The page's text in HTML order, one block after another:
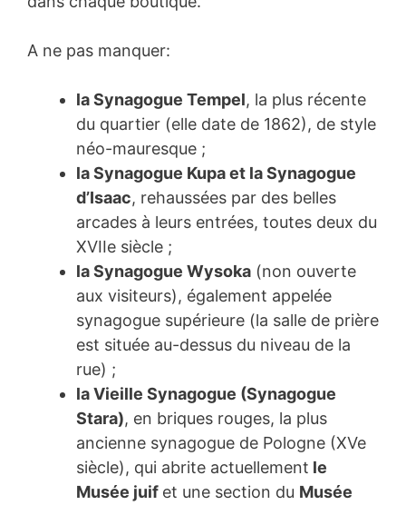
A ne pas manquer:
la Synagogue Tempel, la plus récente
du quartier (elle date de 1862), de style
néo-mauresque ;
la Synagogue Kupa et la Synagogue
d’Isaac, rehaussées par des belles
arcades à leurs entrées, toutes deux du
XVIIe siècle ;
la Synagogue Wysoka (non ouverte
aux visiteurs), également appelée
synagogue supérieure (la salle de prière
est située au-dessus du niveau de la
rue) ;
la Vieille Synagogue (Synagogue
Stara), en briques rouges, la plus
ancienne synagogue de Pologne (XVe
siècle), qui abrite actuellement le
Musée juif et une section du Musée